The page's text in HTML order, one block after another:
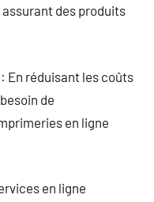
des produits
En réduisant les coûts
de
en ligne
en ligne